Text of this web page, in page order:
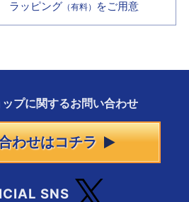
ラッピング （有料） をご用意
プに関するお問い合わせ
わせはコチラ
SNS